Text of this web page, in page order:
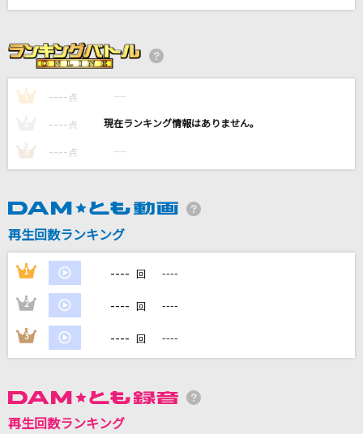
愛をこめて花束を
[生音]青空
THE BLUE HEARTS
亜咲花
back number
[生音]君がおじいちゃんあたしがおばあちゃん
コレサワ
貴方解剖純愛歌～死ね～
あいみょん
Mr.Children
1 ---- 点 ----
---- 点 ----
3 ---- 点 ----
再生回数ランキング
1 ---- 回 ----
2 ---- 回 ----
3 ---- 回 ----
再生回数ランキング